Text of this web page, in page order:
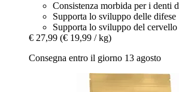
Consistenza morbida per i denti
Supporta lo sviluppo delle difese
Supporta lo sviluppo del cervello
€ 27,99 (€ 19,99 / kg)
Consegna entro il giorno 13 agosto